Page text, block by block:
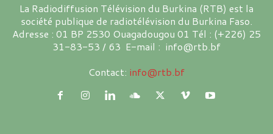
La Radiodiffusion Télévision du Burkina (RTB) est la
société publique de radiotélévision du Burkina Faso.
Adresse : 01 BP 2530 Ouagadougou 01 Tél : (+226) 25
31-83-53 / 63 E-mail : info@rtb.bf
Contact: info@rtb.bf